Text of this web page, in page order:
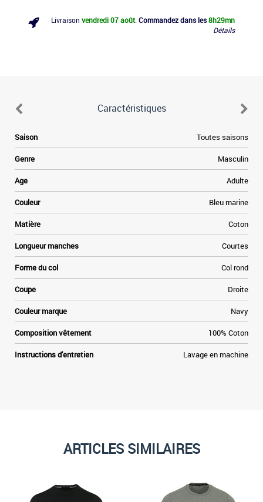
Livraison vendredi 07 août Commandez dans les8h29mn
Détails
Caractéristiques
Saison Toutes saisons
Genre Masculin
Age Adulte
Couleur Bleu marine
Matière Coton
Longueur manches Courtes
Forme du col Col rond
Coupe Droite
Couleur marque Navy
Composition vêtement 100% Coton
Instructions d'entretien Lavage en machine
ARTICLES SIMILAIRES